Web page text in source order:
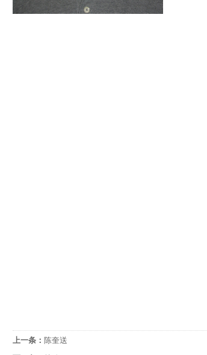
上一条： 陈奎送